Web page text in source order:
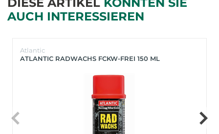
AUCH INTERESSIEREN
Atlantic
ATLANTIC RADWACHS FCKW-FREI 150 ML